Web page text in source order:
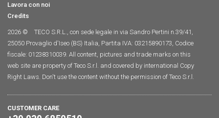
Lavora con noi
Credits
2026 ©
TECO S.R.L., con sede legale in via Sandro Pertini n.39/41,
25050 Provaglio d'Iseo (BS) Italia, Partita IVA: 03215890173, Codice
fiscale: 01238310039. All content, pictures and trade marks on this
web site are property of Teco S.r.l. and covered by international Copy
Right Laws. Don't use the content without the permission of Teco S.r.l.
CUSTOMER CARE